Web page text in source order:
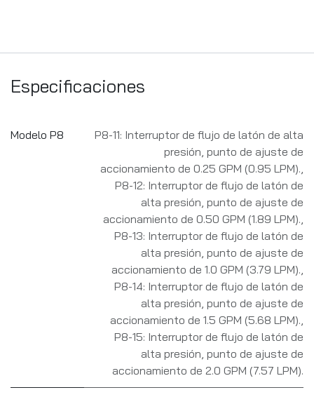
Especificaciones
Modelo P8
P8-11: Interruptor de flujo de latón de alta
presión, punto de ajuste de
accionamiento de 0.25 GPM (0.95 LPM).
P8-12: Interruptor de flujo de latón de
alta presión, punto de ajuste de
accionamiento de 0.50 GPM (1.89 LPM).
P8-13: Interruptor de flujo de latón de
alta presión, punto de ajuste de
accionamiento de 1.0 GPM (3.79 LPM).
P8-14: Interruptor de flujo de latón de
alta presión, punto de ajuste de
accionamiento de 1.5 GPM (5.68 LPM).
P8-15: Interruptor de flujo de latón de
alta presión, punto de ajuste de
accionamiento de 2.0 GPM (7.57 LPM).